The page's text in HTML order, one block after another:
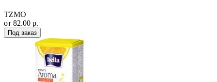
TZMO
от 82.00 р.
Под заказ